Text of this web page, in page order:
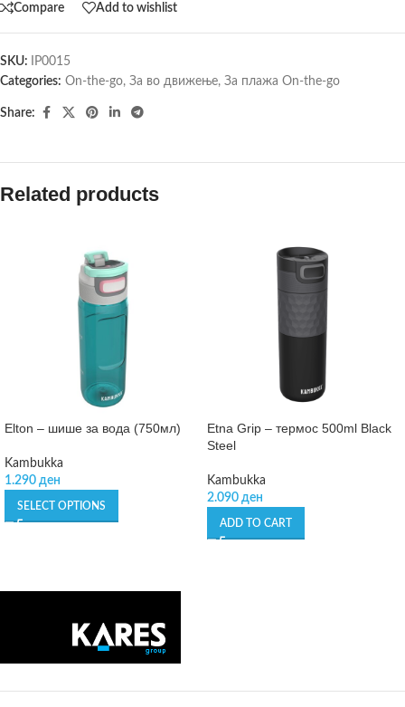
Compare Add to wishlist
SKU:
IP0015
Categories: On-the-go, За во движење, За плажа On-the-go
Share:
Related products
Elton – шише за вода (750мл)
Kambukka
1.290 ден
SELECT OPTIONS
Etna Grip – термос 500ml Black
Steel
Kambukka
2.090 ден
ADD TO CART